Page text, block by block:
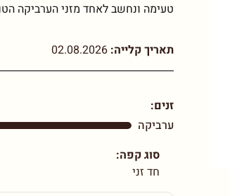
טעימה ונחשב לאחד מזני הערביקה
תאריך קלייה: 02.08.2026
זנים:
ערביקה
סוג קפה:
חד זני